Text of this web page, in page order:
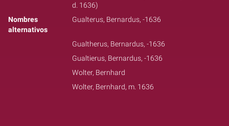
d. 1636)
Nombres
alternativos
Gualterus, Bernardus, -1636
Gualtherus, Bernardus, -1636
Gualtierus, Bernardus, -1636
Wolter, Bernhard
Wolter, Bernhard, m. 1636